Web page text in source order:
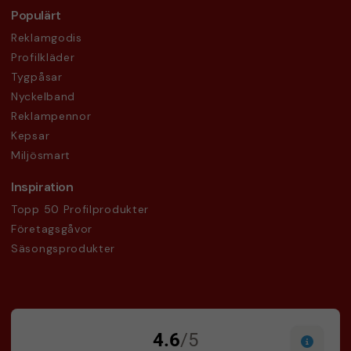
Populärt
Reklamgodis
Profilkläder
Tygpåsar
Nyckelband
Reklampennor
Kepsar
Miljösmart
Inspiration
Topp 50 Profilprodukter
Företagsgåvor
Säsongsprodukter